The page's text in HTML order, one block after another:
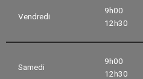
Vendredi
9h00
12h30
Samedi
9h00
12h30